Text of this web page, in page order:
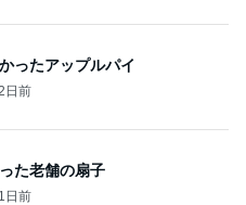
ったアップルパイ
日前
た老舗の扇子
1日前